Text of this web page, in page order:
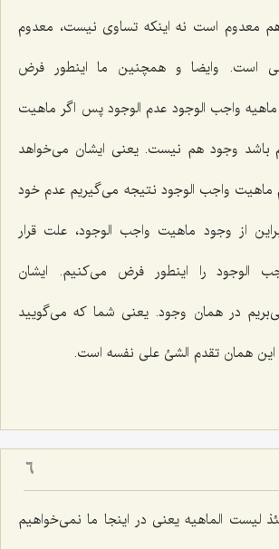
معدوم است نه اینكه تساوى نیست، معدوم
است. وایضاو همچنین ما اینطور فرض
واجب الوجود عدم الوجود پس اگر ماهیت
باشد وجود هم نیست. یعنى ایشان مى‌خواهد
ماهیت واجب الوجود نتیجه مى‌گیریم عدم خود
از وجود ماهیت واجب الوجود، علت قرار
الوجود را اینطور فرض مى‌كنیم. ایشان
در همان وجود. یعنى شما كه مى‌گویید
همان تقدم الشئ على نفسه است.
6
لیست الماهیه یعنى در اینجا ما نمى‌خواهیم